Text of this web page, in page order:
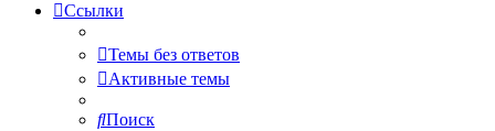
Ссылки
Темы без ответов
Активные темы
Поиск